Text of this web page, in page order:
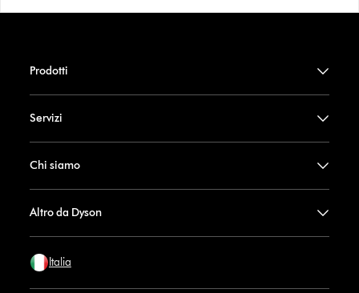
Prodotti
Servizi
Chi siamo
Altro da Dyson
Italia